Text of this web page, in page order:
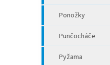
Ponožky
Punčocháče
Pyžama